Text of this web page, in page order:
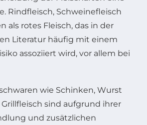
Rindfleisch, Schweinefleisch
als rotes Fleisch, das in der
Literatur häufig mit einem
assoziiert wird, vor allem bei
wie Schinken, Wurst
sind aufgrund ihrer
und zusätzlichen